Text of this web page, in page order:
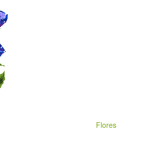
Flores